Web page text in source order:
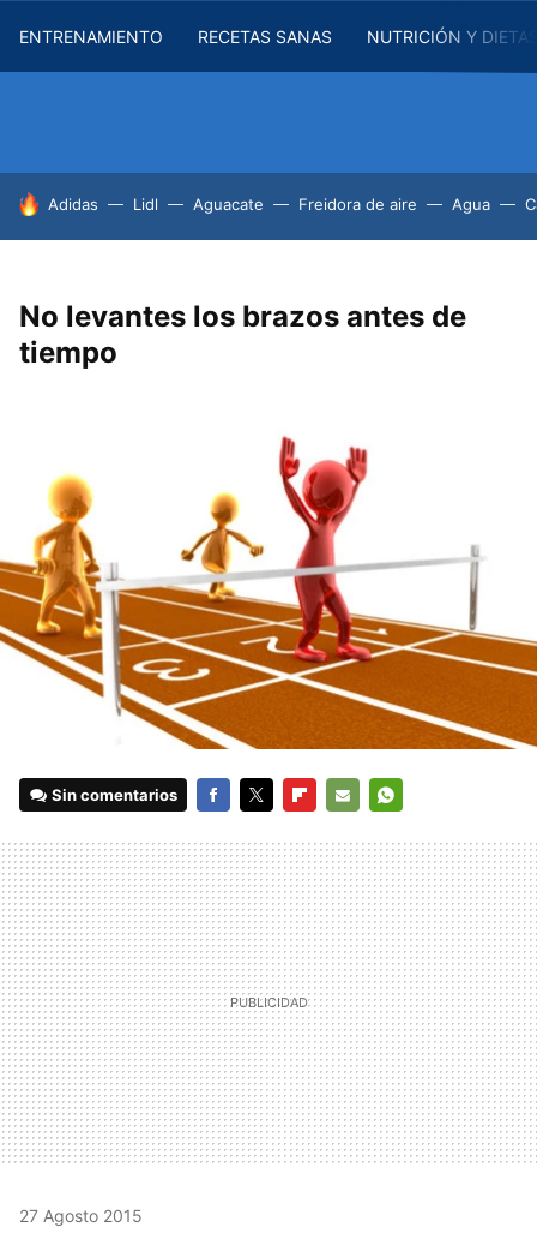
ENTRENAMIENTO RECETAS SANAS NUTRICIÓN Y
HOY SE HABLA DE
Adidas Lidl Aguacate Freidora de aire Agua
No levantes los brazos antes de
tiempo
Sin comentarios
MAIL
27 Agosto 2015